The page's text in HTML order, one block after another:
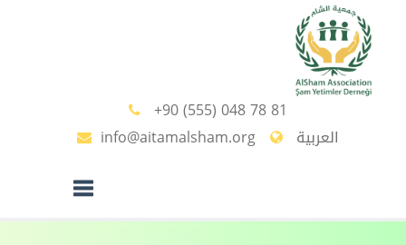
+90 (555) 048 78 81
info@aitamalsham.org
العربية